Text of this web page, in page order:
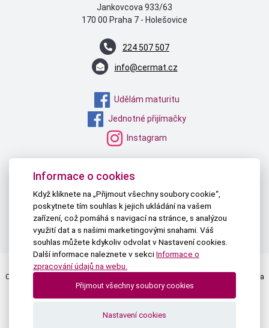
Jankovcova 933/63
170 00 Praha 7 - Holešovice
224 507 507
info@cermat.cz
Udělám maturitu
Jednotné přijímačky
Instagram
MŠMT
NPI ČR
TAU
PŘIHLÁŠKY NA STŘEDNÍ
Centrum pro zjišťování výsledků vzdělávání | © 2026 Všechna práva vyhrazena
Textová verze|Mapa stránek|Prohlášení o přístupnosti
Informace o cookies
Když kliknete na „Přijmout všechny soubory cookie“,
poskytnete tím souhlas k jejich ukládání na vašem
zařízení, což pomáhá s navigací na stránce, s analýzou
využití dat a s našimi marketingovými snahami. Váš
souhlas můžete kdykoliv odvolat v Nastavení cookies.
Další informace naleznete v sekciInformace o
zpracování údajů na webu.
Přijmout všechny soubory cookies
Nastavení cookies